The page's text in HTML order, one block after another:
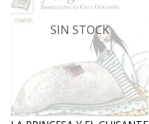
SIN STOCK